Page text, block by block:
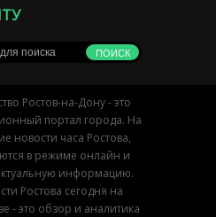
Ростов-на-Дону - это
портал города. На
новости часа Ростова,
в режиме онлайн и
информацию.
Ростова сегодня на
- это обзор и аналитика